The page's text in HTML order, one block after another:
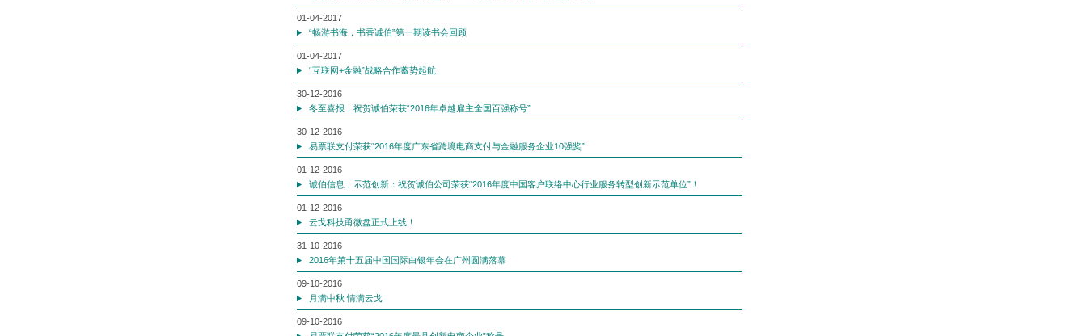
01-04-2017
“畅游书海，书香诚伯”第一期读书会回顾
01-04-2017
“互联网+金融”战略合作蓄势起航
30-12-2016
冬至喜报，祝贺诚伯荣获“2016年卓越雇主全国百强称号”
30-12-2016
易票联支付荣获“2016年度广东省跨境电商支付与金融服务企业10强奖”
01-12-2016
诚伯信息，示范创新：祝贺诚伯公司荣获“2016年度中国客户联络中心行业服务转型创新示范单位”！
01-12-2016
云戈科技甬微盘正式上线！
31-10-2016
2016年第十五届中国国际白银年会在广州圆满落幕
09-10-2016
月满中秋 情满云戈
09-10-2016